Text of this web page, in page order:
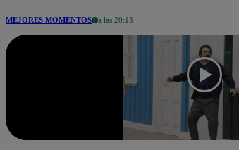
MEJORES MOMENTOS a las 20:13